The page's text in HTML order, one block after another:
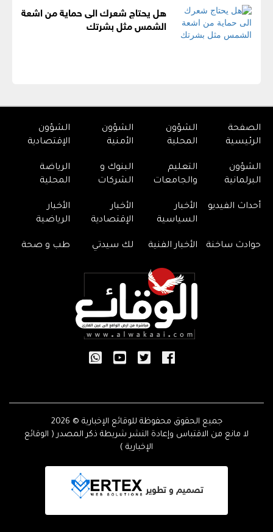
هل يحتاج شعرك الى حماية من اشعة
الشمس مثل بشرتك
الصفحة
الرئيسية
الشؤون
المحلية
الشؤون
الأمنية
الشؤون
الإقتصادية
الشؤون
البرلمانية
التعليم
والجامعات
البنوك و
الشركات
الرياضة
المحلية
أحداث الفيديو
الأخبار
السياسية
الأخبار
الإقتصادية
الأخبار
الرياضية
حوادث ساخنة الأخبار الفنية لك سيدتي طب و صحة
جميع الحقوق محفوظة للوقائع الإخبارية © 2026
لا مانع من الاقتباس وإعادة النشر شريطة ذكر المصدر ( الوقائع
الإخبارية )
تصميم و تطوير